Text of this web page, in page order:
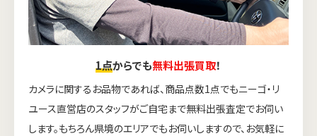
1点からでも無料出張買取！
カメラに関するお品物であれば、商品点数1点でもニーゴ・リ
ユース直営店のスタッフがご自宅まで無料出張査定でお伺い
します。もちろん県境のエリアでもお伺いしますので、お気軽に